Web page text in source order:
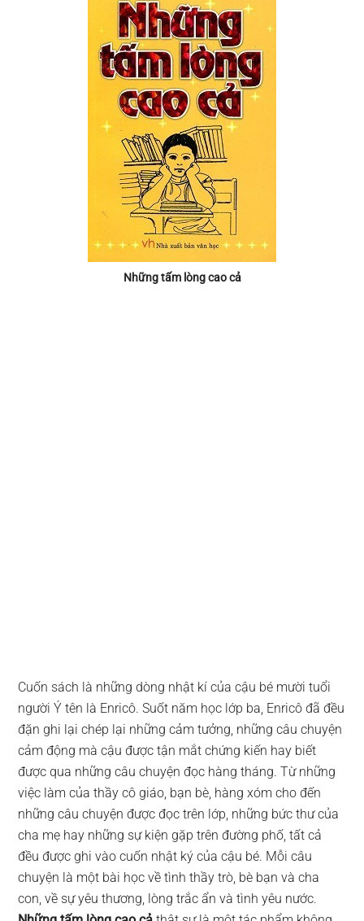
Những tấm lòng cao cả
Cuốn sách là những dòng nhật kí của cậu bé mười tuổi
người Ý tên là Enricô. Suốt năm học lớp ba, Enricô đã đều
đặn ghi lại chép lại những cảm tưởng, những câu chuyện
cảm động mà cậu được tận mắt chứng kiến hay biết
được qua những câu chuyện đọc hàng tháng. Từ những
việc làm của thầy cô giáo, bạn bè, hàng xóm cho đến
những câu chuyện được đọc trên lớp, những bức thư của
cha mẹ hay những sự kiệngặptrên đường phố, tất cả
đều được ghi vào cuốn nhật ký của cậu bé. Mỗi câu
chuyện là một bài học về tình thầy trò, bè bạn và cha
con, về sự yêu thương, lòng trắc ẩn và tình yêu nước.